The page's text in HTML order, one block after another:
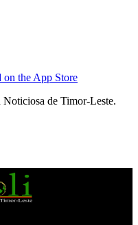
de Timor-Leste.